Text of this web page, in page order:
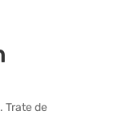
Trate de